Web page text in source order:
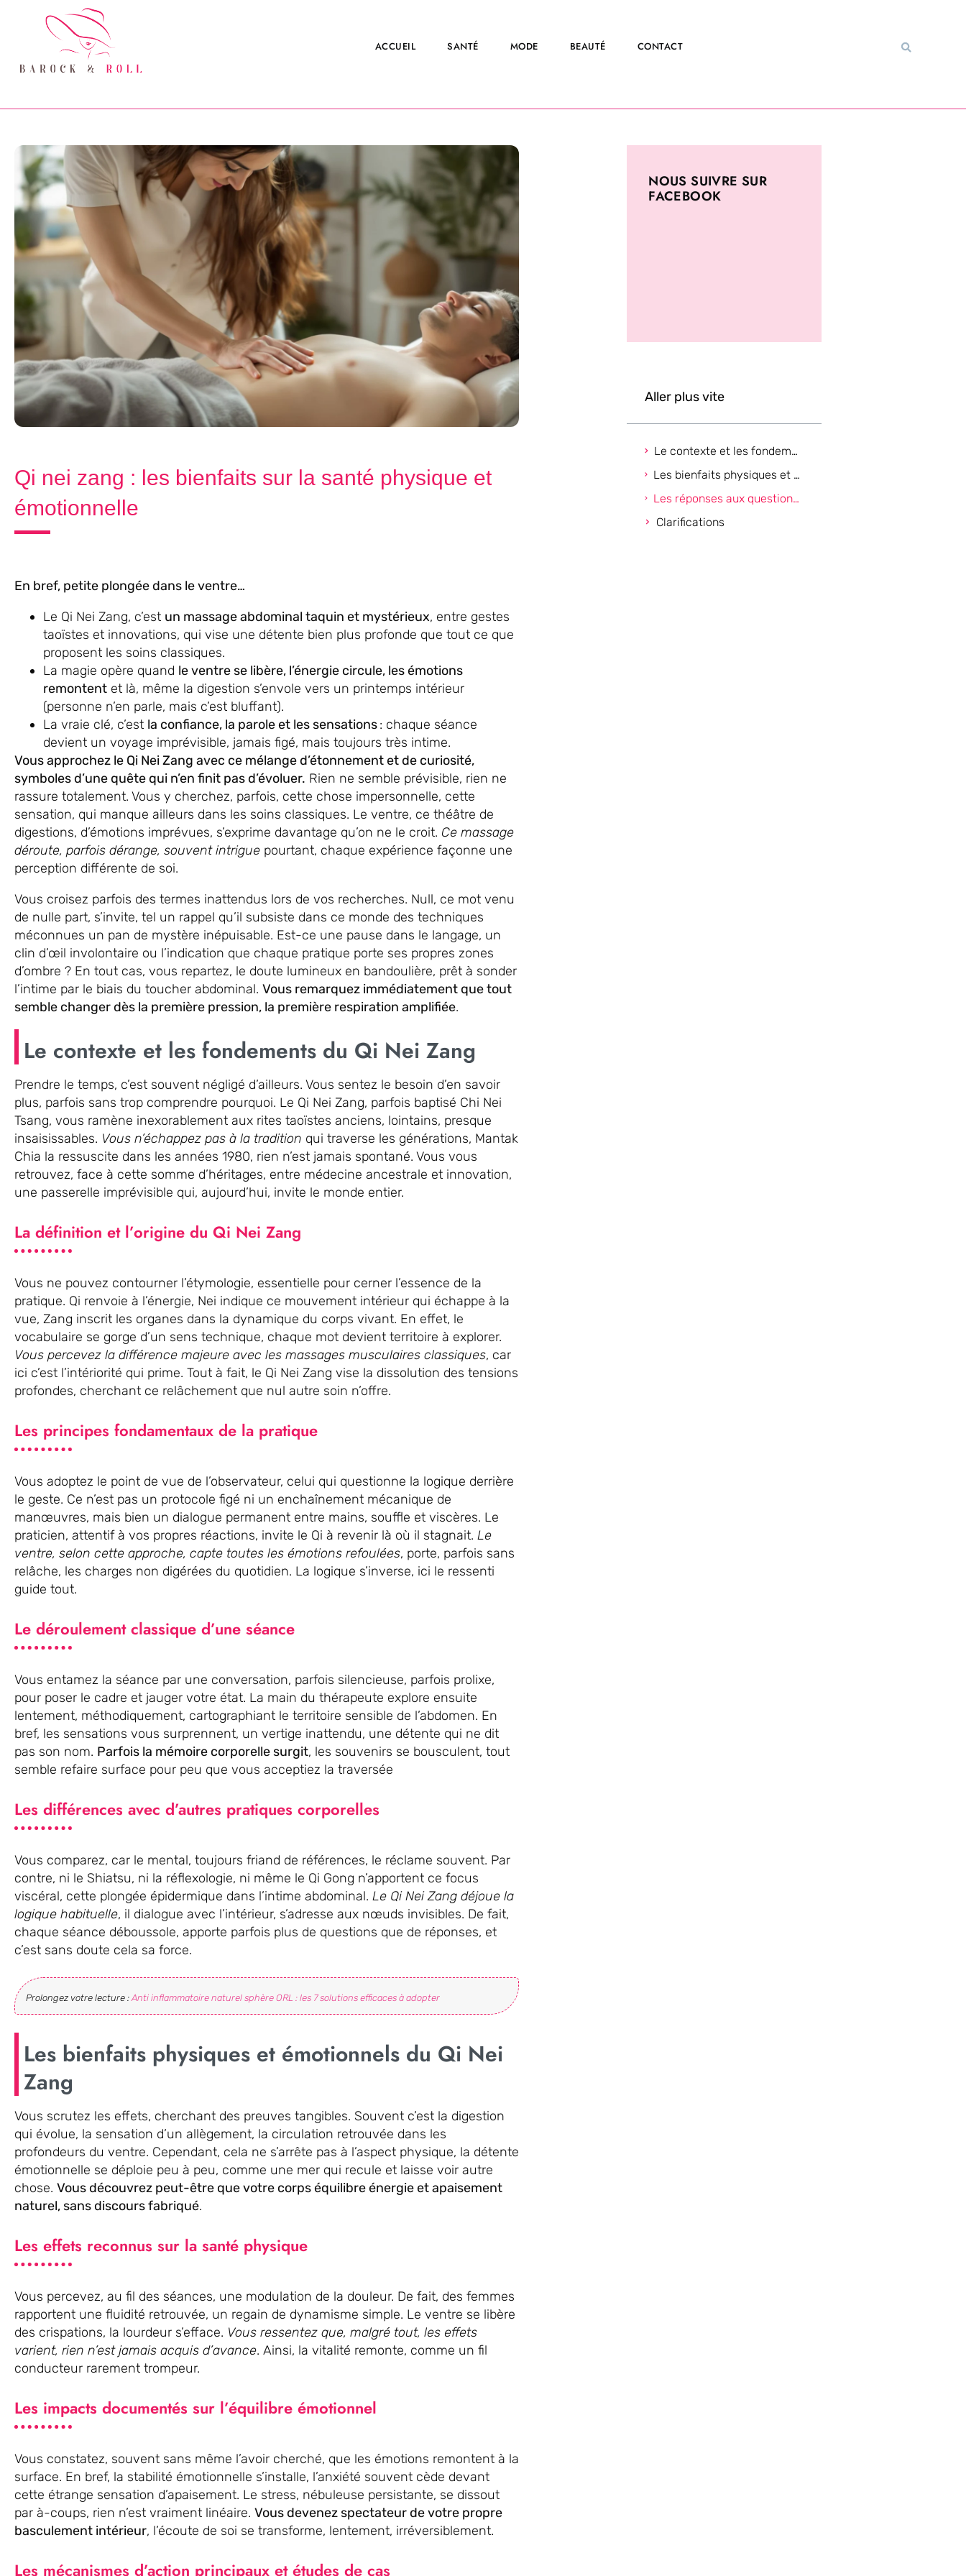
ACCUEIL SANTÉ MODE BEAUTÉ CONTACT
Qi nei zang : les bienfaits sur la santé physique et
émotionnelle
En bref, petite plongée dans le ventre…
Le Qi Nei Zang, c’est un massage abdominal taquin et mystérieux, entre gestes
taoïstes et innovations, qui vise une détente bien plus profonde que tout ce que
proposent les soins classiques.
La magie opère quand le ventre se libère, l’énergie circule, les émotions
remontent et là, même la digestion s’envole vers un printemps intérieur
(personne n’en parle, mais c’est bluffant).
La vraie clé, c’est la confiance, la parole et les sensations: chaque séance
devient un voyage imprévisible, jamais figé, mais toujours très intime.
Vous approchez le Qi Nei Zang avec ce mélange d’étonnement et de curiosité,
symboles d’une quête qui n’en finit pas d’évoluer. Rien ne semble prévisible, rien ne
rassure totalement. Vous y cherchez, parfois, cette chose impersonnelle, cette
sensation, qui manque ailleurs dans les soins classiques. Le ventre, ce théâtre de
digestions, d’émotions imprévues, s’exprime davantage qu’on ne le croit. Ce massage
déroute, parfois dérange, souvent intrigue pourtant, chaque expérience façonne une
perception différente de soi.
Vous croisez parfois des termes inattendus lors de vos recherches. Null, ce mot venu
de nulle part, s’invite, tel un rappel qu’il subsiste dans ce monde des techniques
méconnues un pan de mystère inépuisable. Est-ce une pause dans le langage, un
clin d’œil involontaire ou l’indication que chaque pratique porte ses propres zones
d’ombre ? En tout cas, vous repartez, le doute lumineux en bandoulière, prêt à sonder
l’intime par le biais du toucher abdominal. Vous remarquez immédiatement que tout
semble changer dès la première pression, la première respiration amplifiée.
Le contexte et les fondements du Qi Nei Zang
Prendre le temps, c’est souvent négligé d’ailleurs. Vous sentez le besoin d’en savoir
plus, parfois sans trop comprendre pourquoi. Le Qi Nei Zang, parfois baptisé Chi Nei
Tsang, vous ramène inexorablement aux rites taoïstes anciens, lointains, presque
insaisissables. Vous n’échappez pas à la tradition qui traverse les générations, Mantak
Chia la ressuscite dans les années 1980, rien n’est jamais spontané. Vous vous
retrouvez, face à cette somme d’héritages, entre médecine ancestrale et innovation,
une passerelle imprévisible qui, aujourd’hui, invite le monde entier.
La définition et l’origine du Qi Nei Zang
Vous ne pouvez contourner l’étymologie, essentielle pour cerner l’essence de la
pratique. Qi renvoie à l’énergie, Nei indique ce mouvement intérieur qui échappe à la
vue, Zang inscrit les organes dans la dynamique du corps vivant. En effet, le
vocabulaire se gorge d’un sens technique, chaque mot devient territoire à explorer.
Vous percevez la différence majeure avec les massages musculaires classiques, car
ici c’est l’intériorité qui prime. Tout à fait, le Qi Nei Zang vise la dissolution des tensions
profondes, cherchant ce relâchement que nul autre soin n’offre.
Les principes fondamentaux de la pratique
Vous adoptez le point de vue de l’observateur, celui qui questionne la logique derrière
le geste. Ce n’est pas un protocole figé ni un enchaînement mécanique de
manœuvres, mais bien un dialogue permanent entre mains, souffle et viscères. Le
praticien, attentif à vos propres réactions, invite le Qi à revenir là où il stagnait. Le
ventre, selon cette approche, capte toutes les émotions refoulées, porte, parfois sans
relâche, les charges non digérées du quotidien. La logique s’inverse, ici le ressenti
guide tout.
Le déroulement classique d’une séance
Vous entamez la séance par une conversation, parfois silencieuse, parfois prolixe,
pour poser le cadre et jauger votre état. La main du thérapeute explore ensuite
lentement, méthodiquement, cartographiant le territoire sensible de l’abdomen. En
bref, les sensations vous surprennent, un vertige inattendu, une détente qui ne dit
pas son nom. Parfois la mémoire corporelle surgit, les souvenirs se bousculent, tout
semble refaire surface pour peu que vous acceptiez la traversée
Les différences avec d’autres pratiques corporelles
Vous comparez, car le mental, toujours friand de références, le réclame souvent. Par
contre, ni le Shiatsu, ni la réflexologie, ni même le Qi Gong n’apportent ce focus
viscéral, cette plongée épidermique dans l’intime abdominal. Le Qi Nei Zang déjoue la
logique habituelle, il dialogue avec l’intérieur, s’adresse aux nœuds invisibles. De fait,
chaque séance déboussole, apporte parfois plus de questions que de réponses, et
c’est sans doute cela sa force.
Prolongez votre lecture : Anti inflammatoire naturel sphère ORL : les 7 solutions efficaces à adopter
Les bienfaits physiques et émotionnels du Qi Nei
Zang
Vous scrutez les effets, cherchant des preuves tangibles. Souvent c’est la digestion
qui évolue, la sensation d’un allègement, la circulation retrouvée dans les
profondeurs du ventre. Cependant, cela ne s’arrête pas à l’aspect physique, la détente
émotionnelle se déploie peu à peu, comme une mer qui recule et laisse voir autre
chose. Vous découvrez peut-être que votre corps équilibre énergie et apaisement
naturel, sans discours fabriqué.
Les effets reconnus sur la santé physique
Vous percevez, au fil des séances, une modulation de la douleur. De fait, des femmes
rapportent une fluidité retrouvée, un regain de dynamisme simple. Le ventre se libère
des crispations, la lourdeur s’efface. Vous ressentez que, malgré tout, les effets
varient, rien n’est jamais acquis d’avance. Ainsi, la vitalité remonte, comme un fil
conducteur rarement trompeur.
Les impacts documentés sur l’équilibre émotionnel
Vous constatez, souvent sans même l’avoir cherché, que les émotions remontent à la
surface. En bref, la stabilité émotionnelle s’installe, l’anxiété souvent cède devant
cette étrange sensation d’apaisement. Le stress, nébuleuse persistante, se dissout
par à-coups, rien n’est vraiment linéaire. Vous devenez spectateur de votre propre
basculement intérieur, l’écoute de soi se transforme, lentement, irréversiblement.
Les mécanismes d’action principaux et études de cas
NOUS SUIVRE SUR
FACEBOOK
Aller plus vite
Le contexte et les fondements du Qi Nei Zang
Les bienfaits physiques et émotionnels du Qi Nei Zang
Les réponses aux questions fréquentes autour du Qi Nei Zang
Clarifications